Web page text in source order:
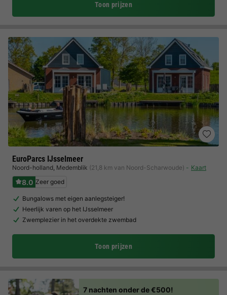
Toon prijzen
EuroParcs IJsselmeer
Noord-holland, Medemblik (21,8 km van Noord-Scharwoude) Kaart
8.0 Zeer goed
Bungalows met eigen aanlegsteiger!
Heerlijk varen op het IJsselmeer
Zwemplezier in het overdekte zwembad
Toon prijzen
7 nachten onder de €500!